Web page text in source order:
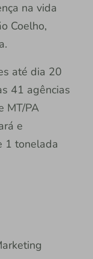
na vida
Coelho,
até dia 20
41 agências
MT/PA
e
1 tonelada